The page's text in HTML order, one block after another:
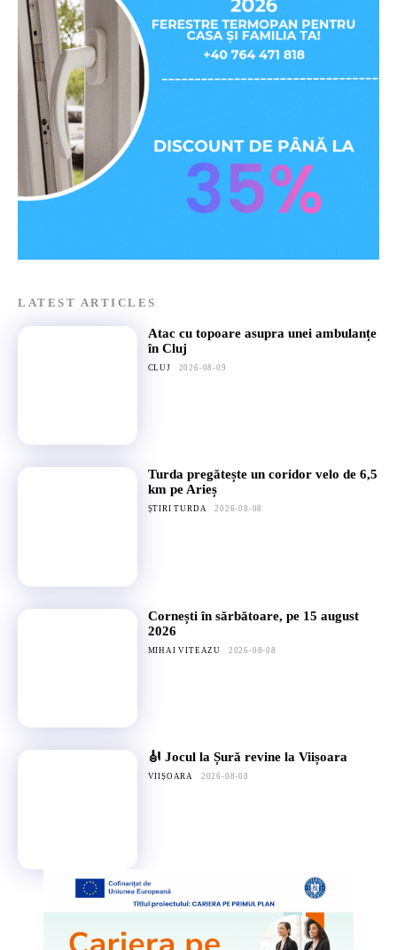
LATEST ARTICLES
Atac cu topoare asupra unei ambulanțe
în Cluj
CLUJ 2026-08-09
Turda pregătește un coridor velo de 6,5
km pe Arieș
ȘTIRI TURDA 2026-08-08
Cornești în sărbătoare, pe 15 august
2026
MIHAI VITEAZU 2026-08-08
🎻 Jocul la Șură revine la Viișoara
VIIȘOARA 2026-08-08